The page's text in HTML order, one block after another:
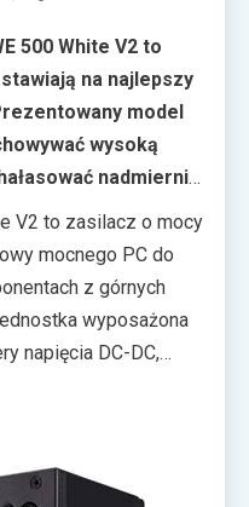
500 White V2 to
na najlepszy
model
wysoką
nadmiernie.
portfela.
V2 to zasilacz o mocy
mocnego PC do
z górnych
wyposażona
napięcia DC-DC,